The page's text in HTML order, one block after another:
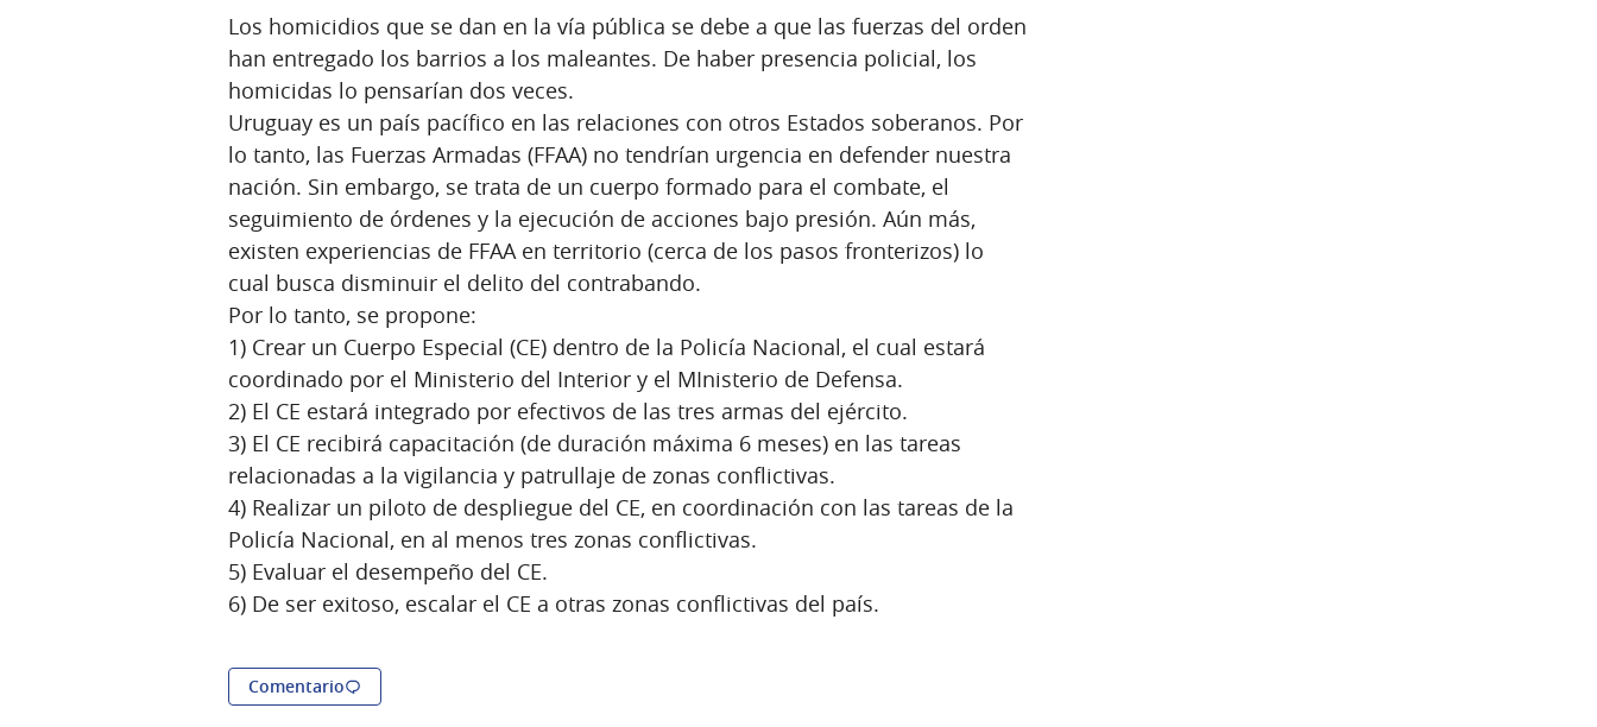
Los homicidios que se dan en la vía pública se debe a que las fuerzas del orden
han entregado los barrios a los maleantes. De haber presencia policial, los
homicidas lo pensarían dos veces.
Uruguay es un país pacífico en las relaciones con otros Estados soberanos. Por
lo tanto, las Fuerzas Armadas (FFAA) no tendrían urgencia en defender nuestra
nación. Sin embargo, se trata de un cuerpo formado para el combate, el
seguimiento de órdenes y la ejecución de acciones bajo presión. Aún más,
existen experiencias de FFAA en territorio (cerca de los pasos fronterizos) lo
cual busca disminuir el delito del contrabando.
Por lo tanto, se propone:
1) Crear un Cuerpo Especial (CE) dentro de la Policía Nacional, el cual estará
coordinado por el Ministerio del Interior y el MInisterio de Defensa.
2) El CE estará integrado por efectivos de las tres armas del ejército.
3) El CE recibirá capacitación (de duración máxima 6 meses) en las tareas
relacionadas a la vigilancia y patrullaje de zonas conflictivas.
4) Realizar un piloto de despliegue del CE, en coordinación con las tareas de la
Policía Nacional, en al menos tres zonas conflictivas.
5) Evaluar el desempeño del CE.
6) De ser exitoso, escalar el CE a otras zonas conflictivas del país.
Comentario